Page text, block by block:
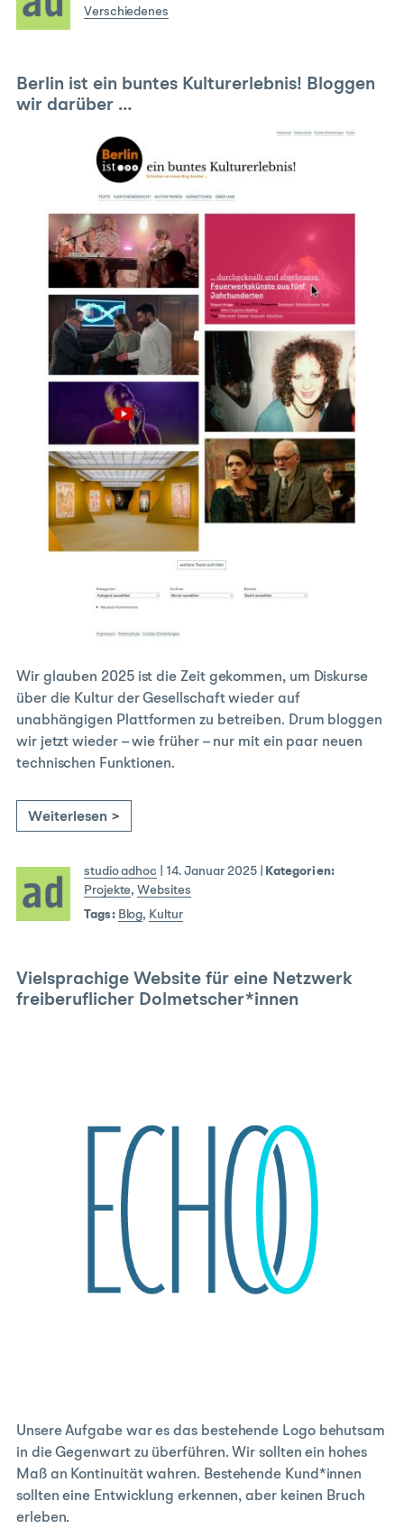
Verschiedenes
Berlin ist ein buntes Kulturerlebnis! Bloggen
wir darüber …
Wir glauben 2025 ist die Zeit gekommen, um Diskurse
über die Kultur der Gesellschaft wieder auf
unabhängigen Plattformen zu betreiben. Drum bloggen
wir jetzt wieder – wie früher – nur mit ein paar neuen
technischen Funktionen.
Weiterlesen >
studio adhoc 14. Januar 2025|
Kategorien:
Projekte,Websites
Tags: Blog, Kultur
Vielsprachige Website für eine Netzwerk
freiberuflicher Dolmetscher*innen
Unsere Aufgabe war es das bestehende Logo behutsam
in die Gegenwart zu überführen. Wir sollten ein hohes
Maß an Kontinuität wahren. Bestehende Kund*innen
sollten eine Entwicklung erkennen, aber keinen Bruch
erleben.